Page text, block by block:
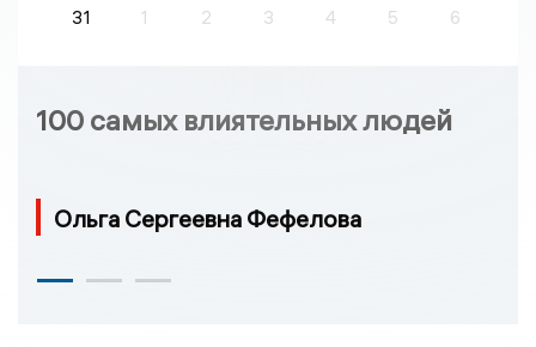
31
1 2 3 4 5 6
100 самых влиятельных людей
Ольга Сергеевна Фефелова